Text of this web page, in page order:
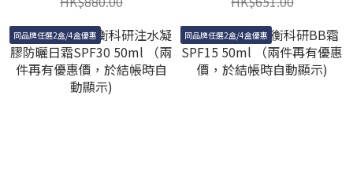
同品牌任選2盒/4盒優惠 同品牌任選2盒/4盒優惠